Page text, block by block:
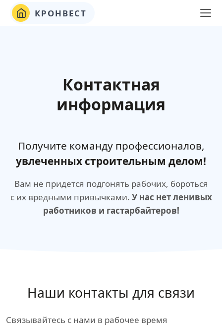
КРОНВЕСТ
Контактная
информация
Получите команду профессионалов,
увлеченных строительным делом!
Вам не придется подгонять рабочих, бороться
с их вредными привычками. У нас нет ленивых
работников и гастарбайтеров!
Наши контакты для связи
Связывайтесь с нами в рабочее время